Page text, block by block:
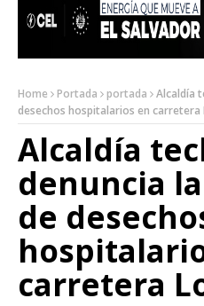
Home Portada portada
Alcaldía
desechos hospitalarios en carretera
Alcaldía
denuncia
de
carretera